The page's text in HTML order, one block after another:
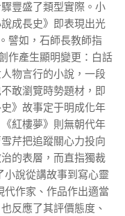
豐盛了類型實際。小
成長史》即表現出光
譬如，石師長教師指
作產生顯明變更：白話
物言行的小說，一段
敢瀏覽時勢題材，即
》故事定于明成化年
紅樓夢》則無朝代年
芹把追蹤關心力投向
的表層，而直指獨裁
小說從講故事到寫心靈
代作家、作品作出適當
反應了其評價態度、